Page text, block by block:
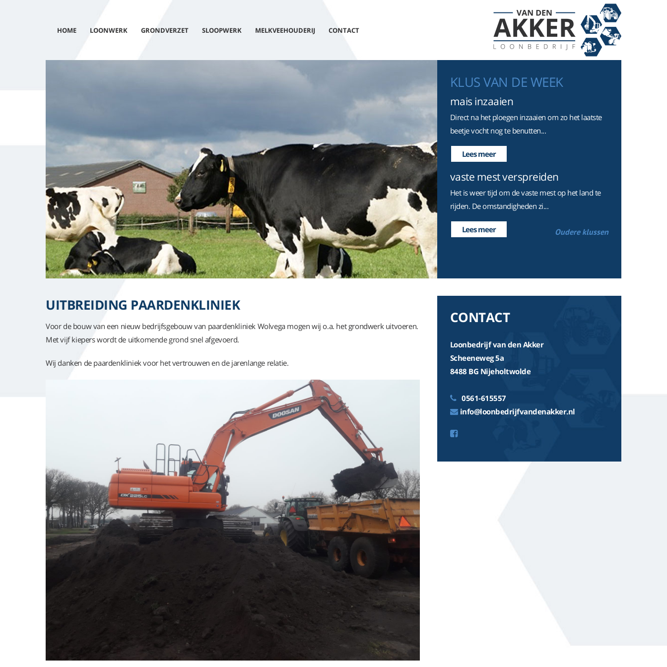
HOME LOONWERK GRONDVERZET SLOOPWERK MELKVEEHOUDERIJ CONTACT
KLUS VAN DE WEEK
mais inzaaien
Direct na het ploegen inzaaien om zo het laatste
beetje vocht nog te benutten...
Lees meer
vaste mest verspreiden
Het is weer tijd om de vaste mest op het land te
rijden. De omstandigheden zi...
Lees meer Oudere klussen
UITBREIDING PAARDENKLINIEK
Voor de bouw van een nieuw bedrijfsgebouw van paardenkliniek Wolvega mogen wij o.a. het grondwerk uitvoeren.
Met vijf kiepers wordt de uitkomende grond snel afgevoerd.
Wij danken de paardenkliniek voor het vertrouwen en de jarenlange relatie.
CONTACT
Loonbedrijf van den Akker
Scheeneweg 5a
8488 BG Nijeholtwolde
0561-615557
info@loonbedrijfvandenakker.nl